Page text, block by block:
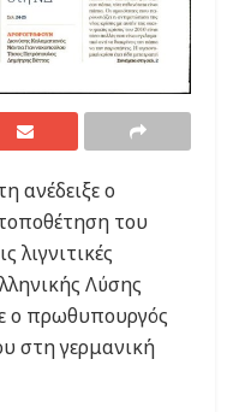
ανέδειξε ο
του
λιγνιτικές
Λύσης
ο πρωθυπουργός
στη γερμανική